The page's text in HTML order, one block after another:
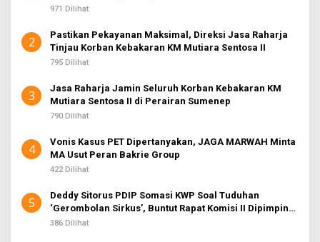
971 Dilihat
2
Pastikan Pekayanan Maksimal, Direksi Jasa Raharja
Tinjau Korban Kebakaran KM Mutiara Sentosa II
795 Dilihat
3
Jasa Raharja Jamin Seluruh Korban Kebakaran KM
Mutiara Sentosa II di Perairan Sumenep
790 Dilihat
4
Vonis Kasus PET Dipertanyakan, JAGA MARWAH Minta
MA Usut Peran Bakrie Group
422 Dilihat
5
Deddy Sitorus PDIP Somasi KWP Soal Tuduhan
‘Gerombolan Sirkus’, Buntut Rapat Komisi II Dipimpin
Sufmi Dasco Ahmad
386 Dilihat